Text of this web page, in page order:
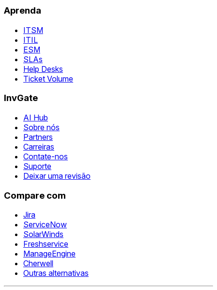
Aprenda
ITSM
ITIL
ESM
SLAs
Help Desks
Ticket Volume
InvGate
AI Hub
Sobre nós
Partners
Carreiras
Contate-nos
Suporte
Deixar uma revisão
Compare com
Jira
ServiceNow
SolarWinds
Freshservice
ManageEngine
Cherwell
Outras alternativas